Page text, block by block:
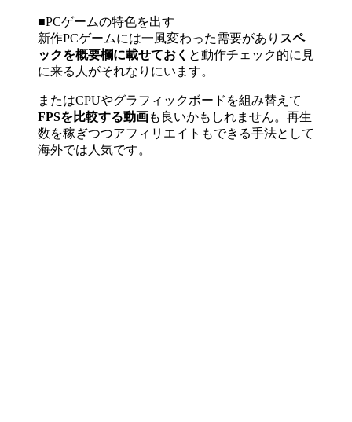
■PCゲームの特色を出す
新作PCゲームには一風変わった需要があり スペ
ックを概要欄に載せておく と動作チェック的に見
に来る人がそれなりにいます。
またはCPUやグラフィックボードを組み替えて
FPSを比較する動画も良いかもしれません。再生
数を稼ぎつつアフィリエイトもできる手法として
海外では人気です。